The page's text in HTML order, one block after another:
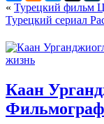
« Турецкий фильм
Турецкий сериал
Каан